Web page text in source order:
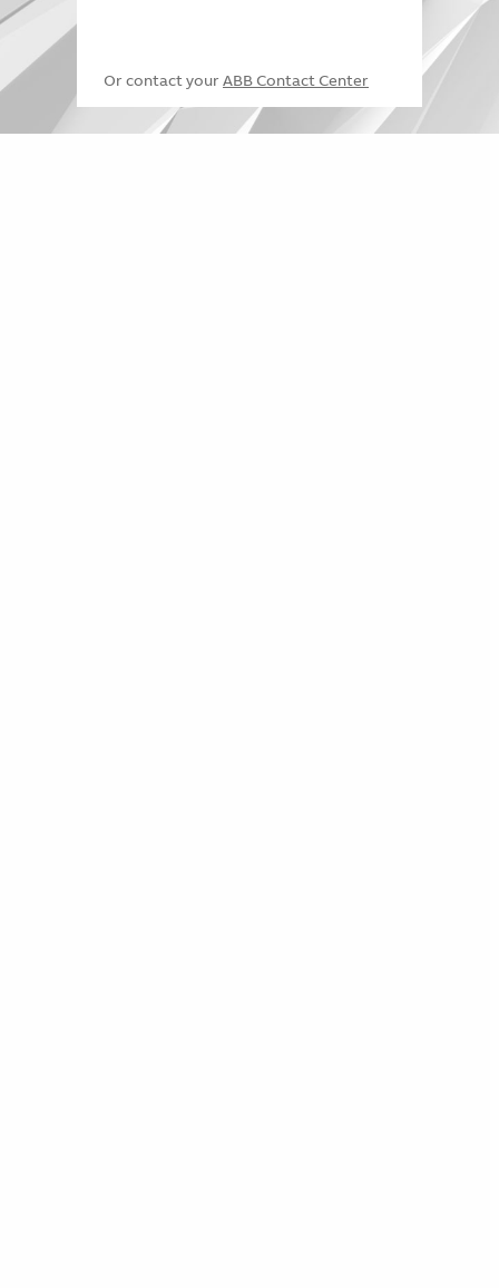
Or contact your ABB Contact Center